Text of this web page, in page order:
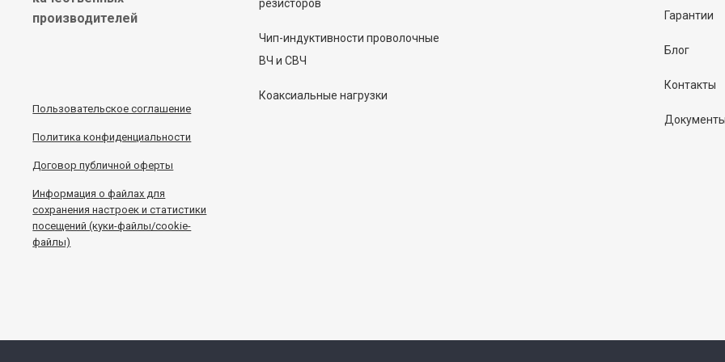
производителей
Пользовательское соглашение
Политика конфиденциальности
Договор публичной оферты
Информацияофайлах для
сохранения настроек и статистики
посещений (куки-файлы/cookie-
файлы)
резисторов
Чип-индуктивности проволочные
ВЧ и СВЧ
Коаксиальные нагрузки
Гарантии
Блог
Контакты